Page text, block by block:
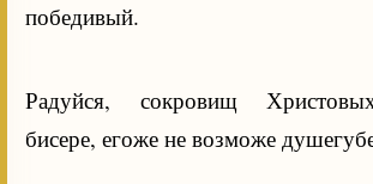
победивый.
Радуйся, сокровищ
бисере, егоже не возможе